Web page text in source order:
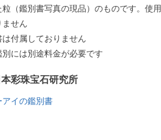
粒（鑑別書写真の現品）のものです。使
ません
付属しておりません
には別途料金が必要です
彩珠宝石研究所
アイの鑑別書